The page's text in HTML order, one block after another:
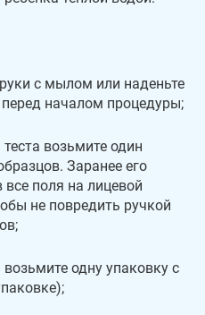
с мылом или наденьте
началом процедуры;
возьмите один
Заранее его
поля на лицевой
не повредить ручкой
одну упаковку с